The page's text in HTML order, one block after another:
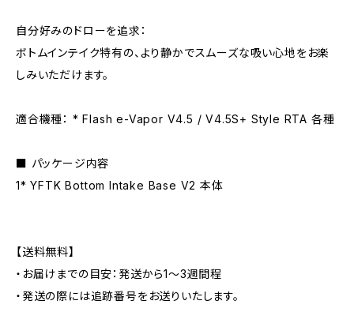
自分好みのドローを追求：
ボトムインテイク特有の、より静かでスムーズな吸い心地をお楽
しみいただけます。
適合機種： * Flash e-Vapor V4.5 / V4.5S+ Style RTA 各種
■ パッケージ内容
1* YFTK Bottom Intake Base V2 本体
【送料無料】
・お届けまでの目安：発送から1～3週間程
・発送の際には追跡番号をお送りいたします。